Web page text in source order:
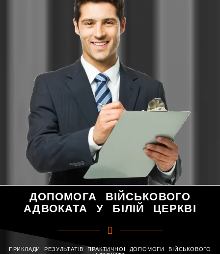
ДОПОМОГА ВІЙСЬКОВОГО
АДВОКАТА У БІЛІЙ ЦЕРКВІ
ПРИКЛАДИ РЕЗУЛЬТАТІВ ПРАКТИЧНОЇ ДОПОМОГИ ВІЙСЬКОВОГО